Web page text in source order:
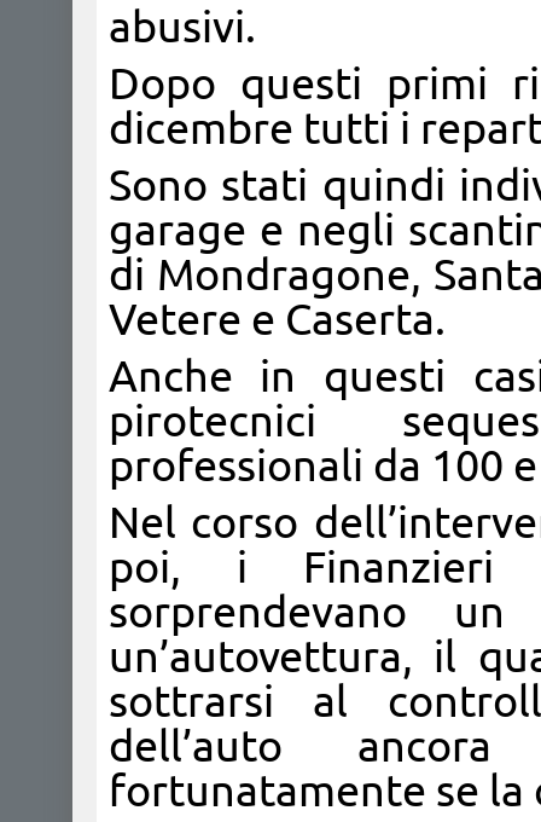
abusivi.
Dopo questi primi
dicembre tutti i
Sono stati quindi
garage e negli
di Mondragone,
Vetere e Caserta.
Anche in questi
pirotecnici
professionali da 100
Nel corso
poi, i Finanzieri
sorprendevano
un’autovettura, il
sottrarsi al
dell’auto
fortunatamente se la